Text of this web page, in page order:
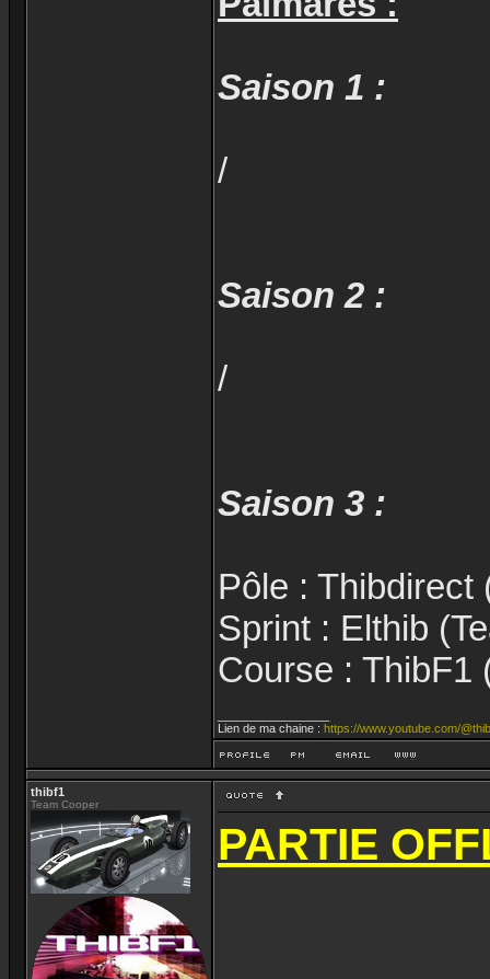
Saison 1 :
/
Saison 2 :
/
Saison 3 :
Pôle : Thibdirect
Sprint : Elthib
Course : ThibF1
Lien de ma chaine : https://www.youtube.com/
thibf1
Team Cooper
PARTIE